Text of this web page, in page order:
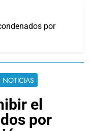
por
NOTICIAS
el
por